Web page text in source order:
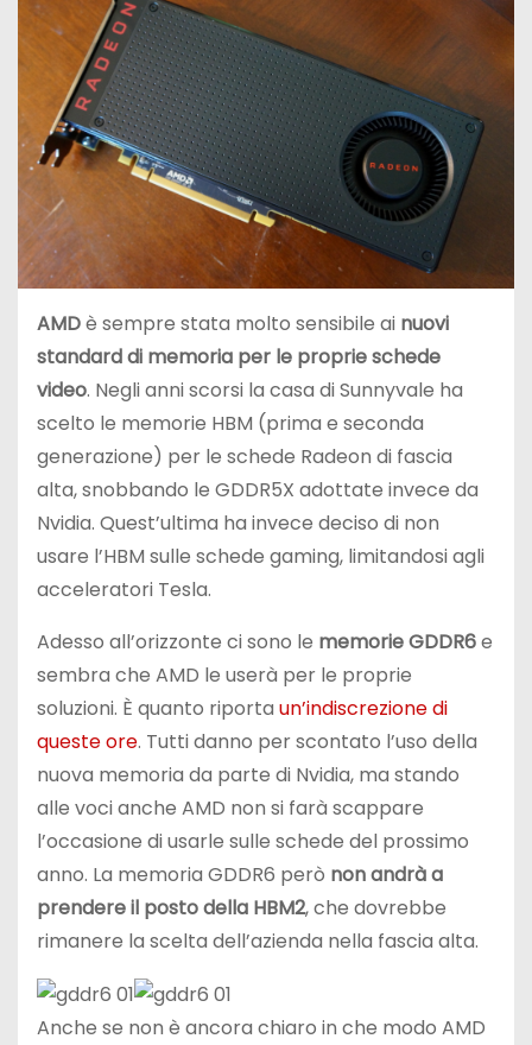
AMDè sempre stata molto sensibile ai nuovi
standard di memoria per le proprie schede
video. Negli anni scorsi la casa di Sunnyvale ha
scelto le memorie HBM (prima e seconda
generazione) per le schede Radeon di fascia
alta, snobbando le GDDR5X adottate invece da
Nvidia. Quest’ultima ha invece deciso di non
usare l’HBM sulle schede gaming, limitandosi agli
acceleratori Tesla.
Adesso all’orizzonte ci sono le memorie GDDR6e
sembra che AMD le userà per le proprie
soluzioni. È quanto riporta un’indiscrezione di
queste ore. Tutti danno per scontato l’uso della
nuova memoria da parte di Nvidia, ma stando
alle voci anche AMD non si farà scappare
l’occasione di usarle sulle schede del prossimo
anno. La memoria GDDR6 però non andrà a
prendere il posto della HBM2, che dovrebbe
rimanere la scelta dell’azienda nella fascia alta.
Anche se non è ancora chiaro in che modo AMD